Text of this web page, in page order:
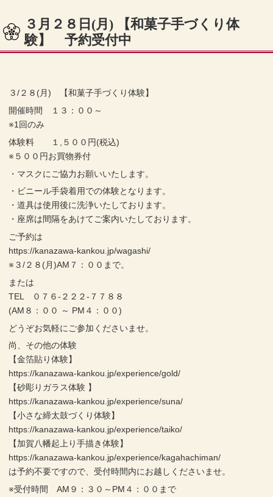
３月２８日(月) 【和菓子手づくり体
験】 予約受付中
３/２８(月) 【和菓子手づくり体験】
開催時間 １３：００～
※1回のみ
体験料 １,５００円(税込)
※５００円お買物券付
・マスクにご協力お願いいたします。
・ビニール手袋着用での体験となります。
・道具は使用後に洗浄いたしております。
・座席は間隔をあけてご案内いたしております。
ご予約は
https://kanazawa-kankou.jp/wagashi/
※３/２８(月)AM７：００まで。
または
TEL ０７６-２２２-７７８８
(AM８：００ ～ PM４：００)
どうぞお気軽にご参加くださいませ。
尚、その他の体験
【金箔貼り体験】
https://kanazawa-kankou.jp/experience/gold/
【砂彫りガラス体験 】
https://kanazawa-kankou.jp/experience/suna/
【小さな締太鼓づくり体験】
https://kanazawa-kankou.jp/experience/taiko/
【加賀八幡起上り手描き体験】
https://kanazawa-kankou.jp/experience/kagahachiman/
は予約不要ですので、受付時間内にお越しくださいませ。
※受付時間 AM９：３０～PM４：００まで